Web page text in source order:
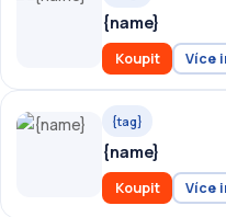
{name}
Koupit Více
{tag}
{name}
Koupit Více